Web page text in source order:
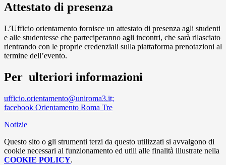
Attestato di presenza
L’Ufficio orientamento fornisce un attestato di presenza agli studenti
e alle studentesse che parteciperanno agli incontri, che sarà rilasciato
rientrando con le proprie credenziali sulla piattaforma prenotazioni al
termine dell’evento.
Per ulteriori informazioni
ufficio.orientamento@uniroma3.it;
facebook Orientamento Roma Tre
Notizie
Questo sito o gli strumenti terzi da questo utilizzati si avvalgono di
cookie necessari al funzionamento ed utili alle finalità illustrate nella
COOKIE POLICY.